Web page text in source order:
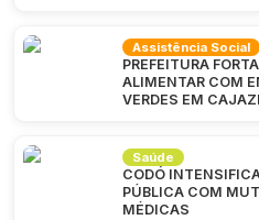
Assistência Social
PREFEITURA
ALIMENTAR COM
VERDES EM
Saúde
CODÓ
PÚBLICA COM
MÉDICAS